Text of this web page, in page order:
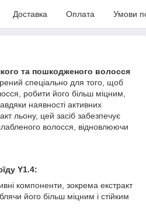
Доставка Оплата Умови
та пошкодженого волосся
спеціально для того, щоб
робити його більш міцним,
наявності активних
льону, цей засіб забезпечує
волосся, відновлюючи
Y1.4:
компоненти, зокрема екстракт
його більш міцним і стійким